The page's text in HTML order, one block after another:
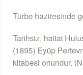
Türbe haziresinde
Tarihsiz, hattat
(1895) Eyüp
kitabesi onundur.